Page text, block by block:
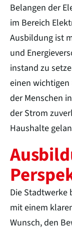
Belangen der
im Bereich
Ausbildung ist
und
instand zu
einen wichtigen
der Menschen
der Strom
Haushalte
Die Stadtwerke
mit einem
Wunsch, den